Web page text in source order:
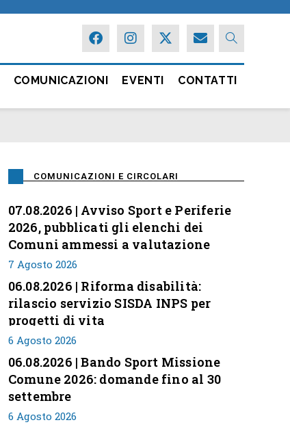
COMUNICAZIONI EVENTI CONTATTI
COMUNICAZIONI E CIRCOLARI
07.08.2026 | Avviso Sport e Periferie
2026, pubblicati gli elenchi dei
Comuni ammessi a valutazione
7 Agosto 2026
06.08.2026 | Riforma disabilità:
rilascio servizio SISDA INPS per
progetti di vita
6 Agosto 2026
06.08.2026 | Bando Sport Missione
Comune 2026: domande fino al 30
settembre
6 Agosto 2026